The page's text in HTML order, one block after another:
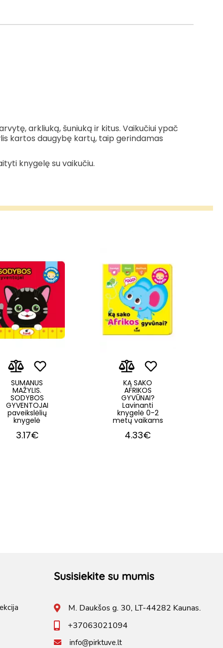
arkliuką, šuniuką ir kitus. Vaikučiui ypač
kartos daugybę kartų, taip gerindamas
knygelę su vaikučiu.
SUMANUS
MAŽYLIS.
SODYBOS
GYVENTOJAI
paveikslėlių
knygelė
3.17€
KĄ SAKO
AFRIKOS
GYVŪNAI?
Lavinanti
knygelė 0-2
metų vaikams
4.33€
Susisiekite su mumis
M. Daukšos g. 30, LT-44282 Kaunas.
+37063021094
info@pirktuve.lt